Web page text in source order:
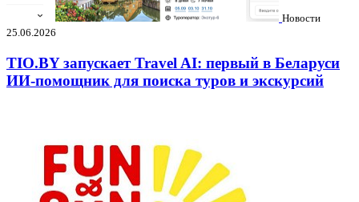
Новости
25.06.2026
TIO.BY запускает Travel AI: первый в Беларуси
ИИ-помощник для поиска туров и экскурсий